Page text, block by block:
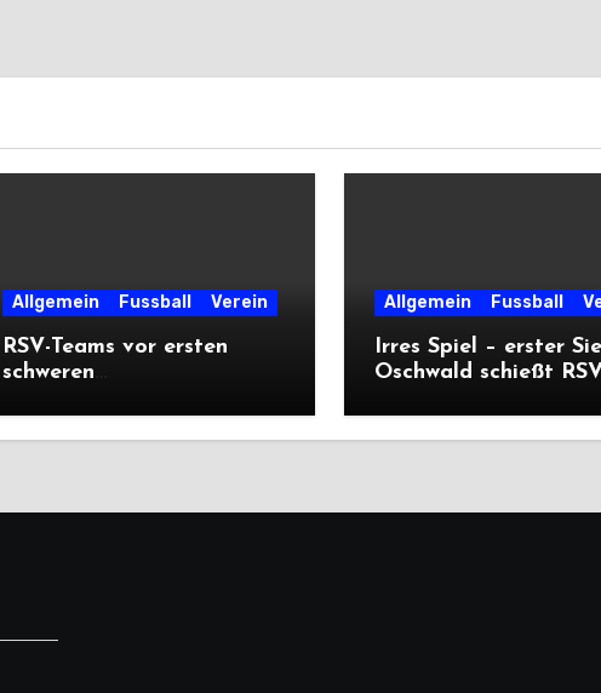
Allgemein Fussball Verein
RSV-Teams vor ersten
schweren
Saison
Allgemein Fussball
Irres Spiel – erster
Oschwald schießt
Premiere